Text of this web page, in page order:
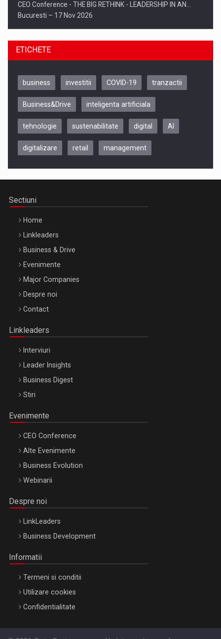
CEO Conference - THE BIG RETHINK - LEADERSHIP IN AN…
Bucuresti – 17 Nov 2026
Be Inspired. Make it Happen!, CLUJ, 9 Decembrie
Be Inspired. Make it Happen!, ARTEMIS LETO, ORADEA, 8
Octombrie
ETICHETE
business investitii COVID-19 tranzactii
Business&Drive inteligenta artificiala
tehnologie sustenabilitate digital AI
digitalizare retail management
Sectiuni
Home
Linkleaders
Business & Drive
Evenimente
Major Companies
Despre noi
Contact
Linkleaders
Interviuri
Leader Insights
Business Digest
Stiri
Evenimente
CEO Conference
Alte Evenimente
Business Evolution
Webinarii
Despre noi
LinkLeaders
Business Development
Informatii
Termeni si conditii
Utilizare cookies
Confidentialitate